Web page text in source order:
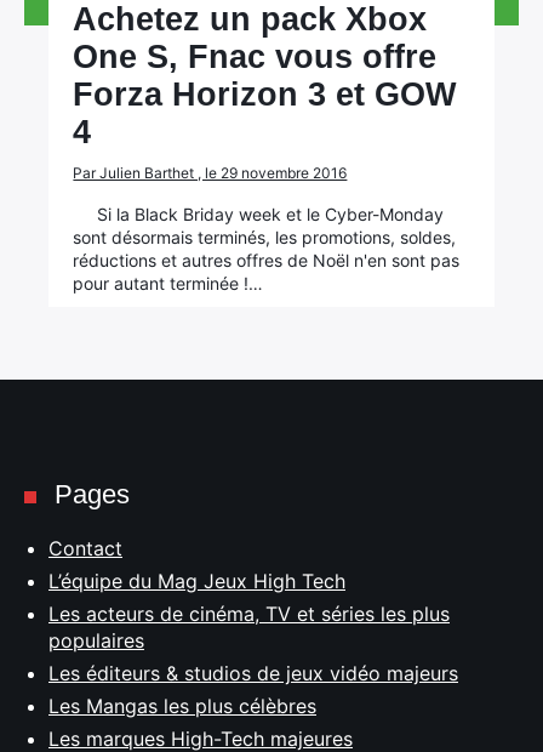
Achetez un pack Xbox
One S, Fnac vous offre
Forza Horizon 3 et GOW
4
Par Julien Barthet , le 29 novembre 2016
Si la Black Briday week et le Cyber-Monday
sont désormais terminés, les promotions, soldes,
réductions et autres offres de Noël n'en sont pas
pour autant terminée !…
Pages
Contact
L’équipe du Mag Jeux High Tech
Les acteurs de cinéma, TV et séries les plus
populaires
Les éditeurs & studios de jeux vidéo majeurs
Les Mangas les plus célèbres
Les marques High-Tech majeures
Rechercher